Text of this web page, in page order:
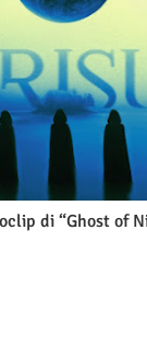
di “Ghost of